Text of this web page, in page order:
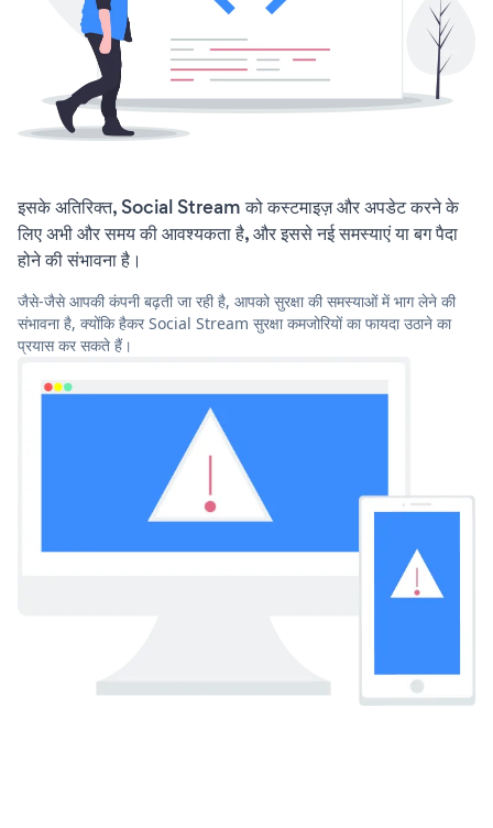
इसके अतिरिक्त, Social Stream को कस्टमाइज़ और अपडेट करने के
लिए अभी और समय की आवश्यकता है, और इससे नई समस्याएं या बग पैदा
होने की संभावना है।
जैसे-जैसे आपकी कंपनी बढ़ती जा रही है, आपको सुरक्षा की समस्याओं में भाग लेने की
संभावना है, क्योंकि हैकर Social Stream सुरक्षा कमजोरियों का फायदा उठाने का
प्रयास कर सकते हैं।